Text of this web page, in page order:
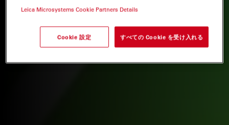
Leica Microsystems Cookie Partners Details
Cookie 設定 すべての Cookie を受け入れる